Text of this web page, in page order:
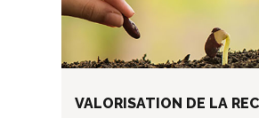
VALORISATION DE LA